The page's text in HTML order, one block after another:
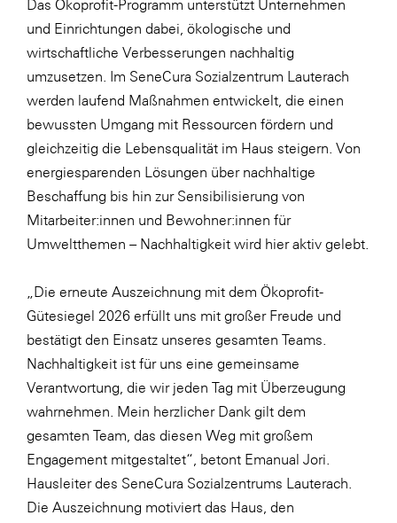
VALETTA
Verband Druck Medien Österreich
Wirtschaftskammer Salzburg
WKS Fachgruppe Fahrzeughandel und
Fahrzeugtechnik
WKS Fachgruppe Finanzdienstleister
WK UBIT
Zühlke
Das Ökoprofit-Programm unterstützt Unternehmen
und Einrichtungen dabei, ökologische und
wirtschaftliche Verbesserungen nachhaltig
umzusetzen. Im SeneCura Sozialzentrum Lauterach
werden laufend Maßnahmen entwickelt, die einen
bewussten Umgang mit Ressourcen fördern und
gleichzeitig die Lebensqualität im Haus steigern. Von
energiesparenden Lösungen über nachhaltige
Beschaffung bis hin zur Sensibilisierung von
Mitarbeiter:innen und Bewohner:innen für
Umweltthemen – Nachhaltigkeit wird hier aktiv gelebt.
„Die erneute Auszeichnung mit dem Ökoprofit-
Gütesiegel 2026 erfüllt uns mit großer Freude und
bestätigt den Einsatz unseres gesamten Teams.
Nachhaltigkeit ist für uns eine gemeinsame
Verantwortung, die wir jeden Tag mit Überzeugung
wahrnehmen. Mein herzlicher Dank gilt dem
gesamten Team, das diesen Weg mit großem
Engagement mitgestaltet“, betont Emanual Jori.
Hausleiter des SeneCura Sozialzentrums Lauterach.
Die Auszeichnung motiviert das Haus, den